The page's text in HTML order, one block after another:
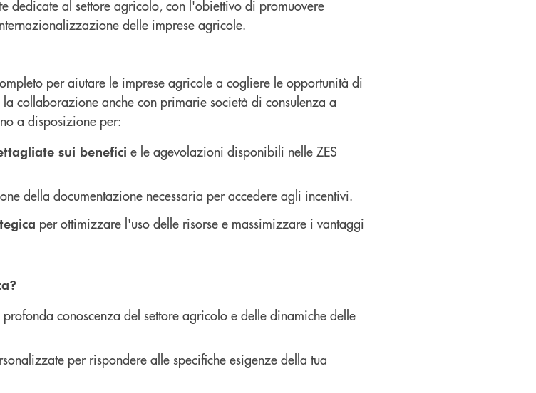
dedicate al settore agricolo, con l'obiettivo di promuovere
delle imprese agricole.
per aiutare le imprese agricole a cogliere le opportunità di
la collaborazione anche con primarie società di consulenza a
a disposizione per:
sui benefici e le agevolazioni disponibili nelle ZES
della documentazione necessaria per accedere agli incentivi.
per ottimizzare l'uso delle risorse e massimizzare i vantaggi
profonda conoscenza del settore agricolo e delle dinamiche delle
per rispondere alle specifiche esigenze della tua